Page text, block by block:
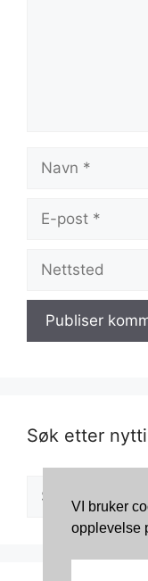
post
Søk etter
VI bruker
opplevelse